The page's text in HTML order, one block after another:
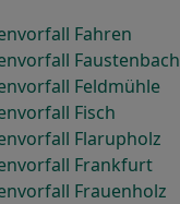
Fahren
Faustenbach
Feldmühle
Fisch
Flarupholz
Frankfurt
Frauenholz